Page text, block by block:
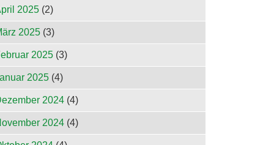
2025 (2)
2025 (3)
2025 (3)
2025 (4)
2024 (4)
2024 (4)